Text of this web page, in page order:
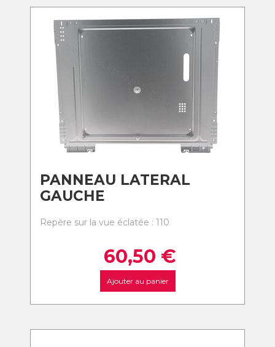
PANNEAU LATERAL
GAUCHE
Repère sur la vue éclatée : 110
60,50 €
Ajouter au panier